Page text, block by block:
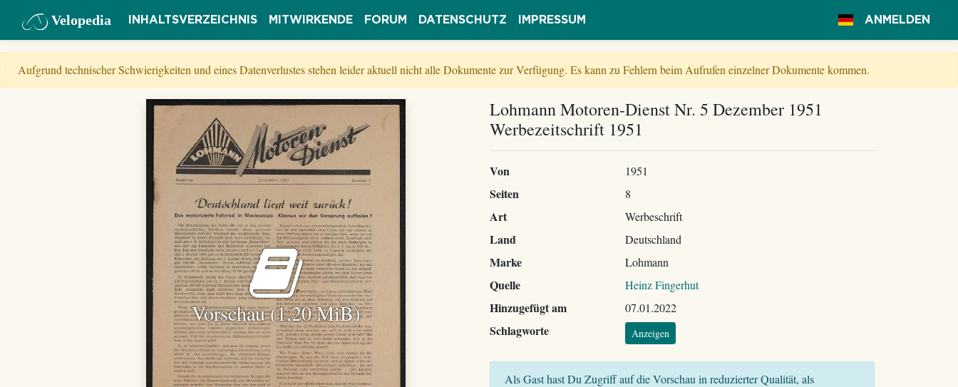
Velopedia INHALTSVERZEICHNIS MITWIRKENDE FORUM DATENSCHUTZ IMPRESSUM ANMELDEN
Aufgrund technischer Schwierigkeiten und eines Datenverlustes stehen leider aktuell nicht alle Dokumente zur Verfügung. Es kann zu Fehlern beim Aufrufen einzelner Dokumente kommen.
Vorschau (1,20 MiB)
Lohmann Motoren-Dienst Nr. 5 Dezember 1951
Werbezeitschrift 1951
Von 1951
Seiten 8
Art Werbeschrift
Land Deutschland
Marke Lohmann
Quelle Heinz Fingerhut
Hinzugefügt am 07.01.2022
Schlagworte Anzeigen
Als Gast hast Du Zugriff auf die Vorschau in reduzierter Qualität, als